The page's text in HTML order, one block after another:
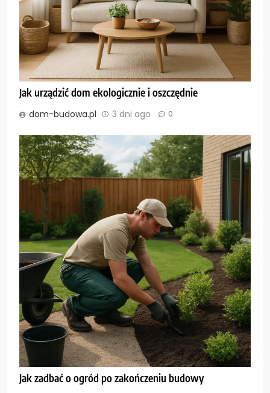
Jak urządzić dom ekologicznie i oszczędnie
dom-budowa.pl 3 dni ago 0
Jak zadbać o ogród po zakończeniu budowy